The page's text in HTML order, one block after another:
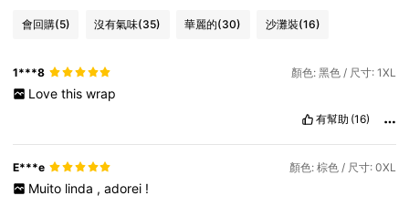
會回購(5) 沒有氣味(35) 華麗的(30) 沙灘裝(16)
1***8 顏色: 黑色 / 尺寸: 1XL
Love this wrap
有幫助 (16)
E***e 顏色: 棕色 / 尺寸: 0XL
Muito linda , adorei !